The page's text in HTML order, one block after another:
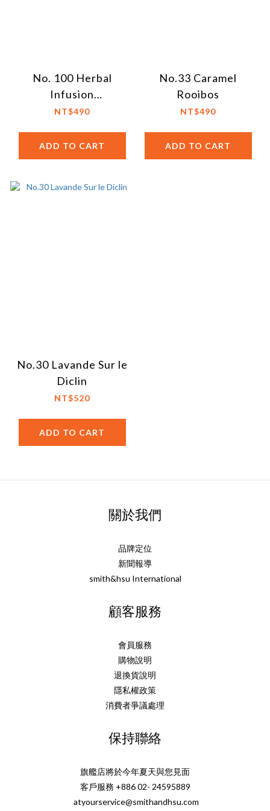
No. 100 Herbal
Infusion
Philosopher's Tea
NT$490
ADD TO CART
No.33 Caramel
Rooibos
NT$490
ADD TO CART
No.30 Lavande Sur le
Diclin
NT$520
ADD TO CART
關於我們
品牌定位
新聞報導
smith&hsu International
顧客服務
會員服務
購物說明
退換貨說明
隱私權政策
消費者爭議處理
保持聯絡
旗艦店將於今年夏天與您見面
客戶服務 +886 02- 24595889
atyourservice@smithandhsu.com